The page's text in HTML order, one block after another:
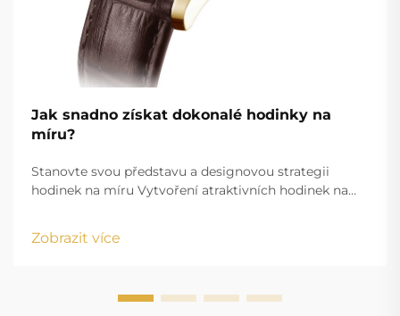
Jak snadno získat dokonalé hodinky na
míru?
Stanovte svou představu a designovou strategii
hodinek na míru Vytvoření atraktivních hodinek na
vytváříte firemní dárkové předměty nebo osobně
Zobrazit více